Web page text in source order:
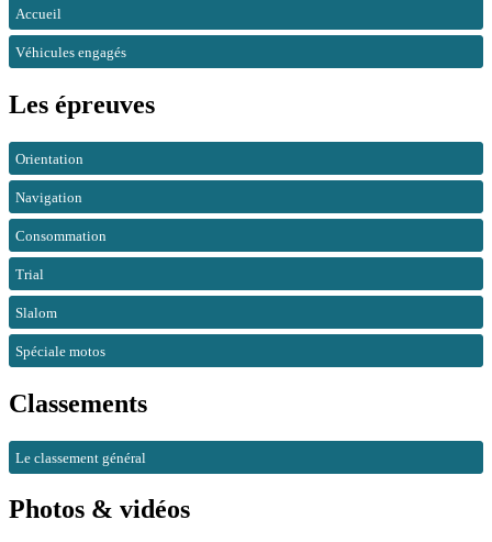
Accueil
Véhicules engagés
Les épreuves
Orientation
Navigation
Consommation
Trial
Slalom
Spéciale motos
Classements
Le classement général
Photos & vidéos